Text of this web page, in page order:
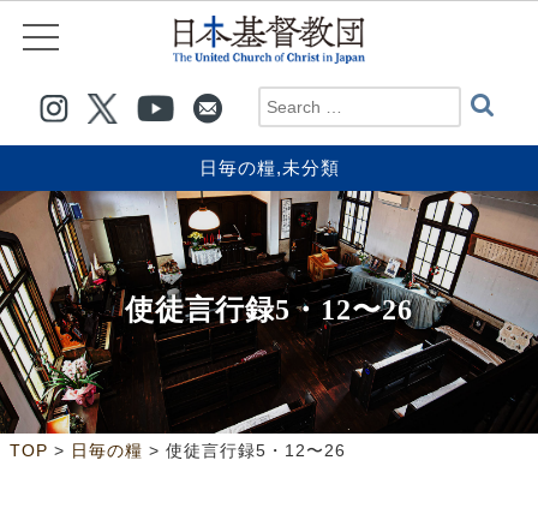
日毎の糧,未分類
使徒言行録5・12〜26
TOP > 日毎の糧 > 使徒言行録5・12〜26